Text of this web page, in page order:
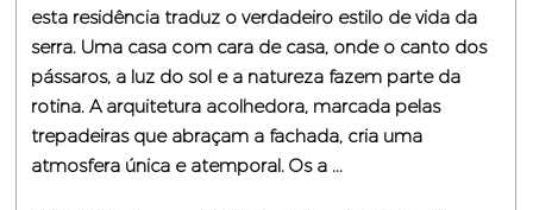
esta residência traduz o verdadeiro estilo de vida da
serra. Uma casa com cara de casa, onde o canto dos
pássaros, a luz do sol e a natureza fazem parte da
rotina. A arquitetura acolhedora, marcada pelas
trepadeiras que abraçam a fachada, cria uma
atmosfera única e atemporal. Os a ...